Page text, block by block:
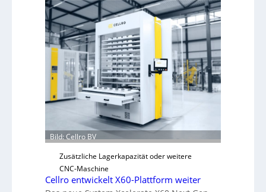
h
n
i
s
c
h
e
r
Ü
b
e
r
l
Bild: Cellro BV
Zusätzliche Lagerkapazität oder weitere
CNC-Maschine
Cellro entwickelt X60-Plattform weiter